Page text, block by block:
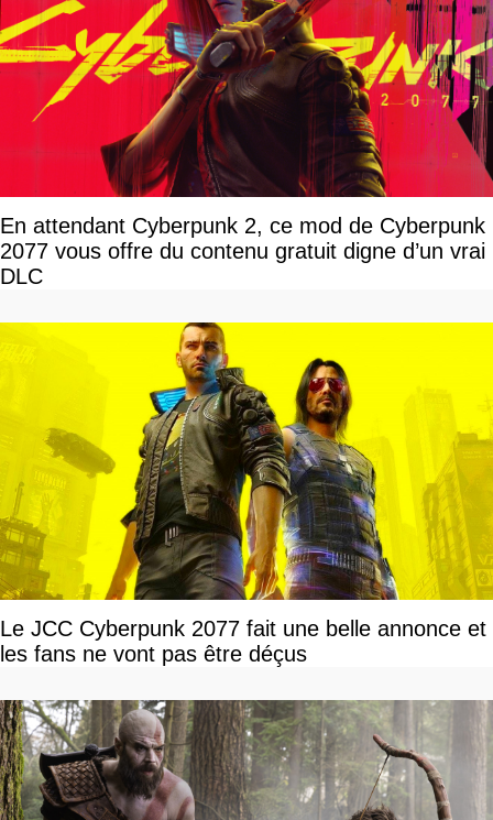
En attendant Cyberpunk 2, ce mod de Cyberpunk
2077 vous offre du contenu gratuit digne d’un vrai
DLC
Le JCC Cyberpunk 2077 fait une belle annonce et
les fans ne vont pas être déçus